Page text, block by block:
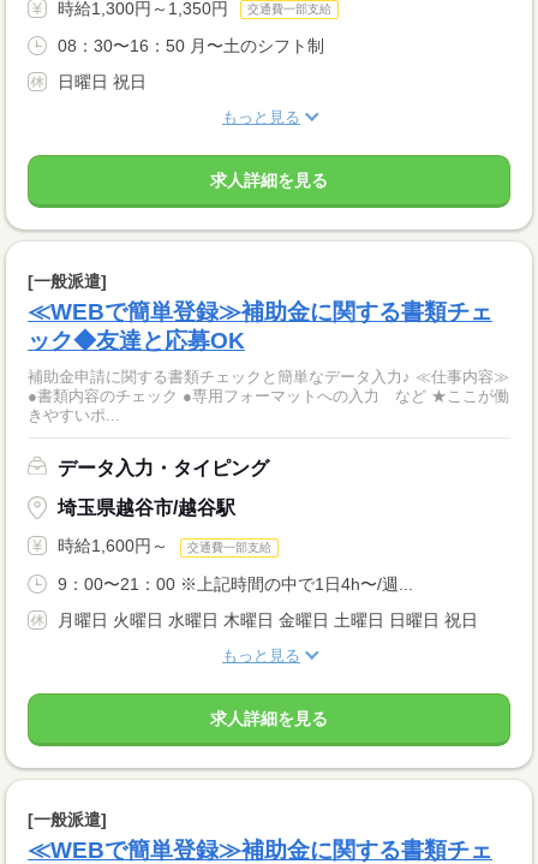
時給1,300円～1,350円 交通費一部支給
08：30〜16：50 月〜土のシフト制
日曜日 祝日
もっと見る
求人詳細を見る
[一般派遣]
≪WEBで簡単登録≫補助金に関する書類チェ
ック◆友達と応募OK
補助金申請に関する書類チェックと簡単なデータ入力♪ ≪仕事内容≫
●書類内容のチェック ●専用フォーマットへの入力 など ★ここが働
きやすいポ...
データ入力・タイピング
埼玉県越谷市/越谷駅
時給1,600円～ 交通費一部支給
9：00〜21：00 ※上記時間の中で1日4h〜/週...
月曜日 火曜日 水曜日 木曜日 金曜日 土曜日 日曜日 祝日
もっと見る
求人詳細を見る
[一般派遣]
≪WEBで簡単登録≫補助金に関する書類チェ